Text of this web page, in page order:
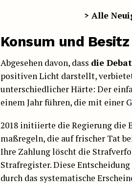
> Alle
Konsum und
Abgesehen davon, dass die
positiven Licht darstellt,
unterschiedlicher Härte: Der
einem Jahr führen, die mit einer
2018 initiierte die Regierung die
maßregeln, die auf frischer Tat
Ihre Zahlung löscht die
Strafregister. Diese
durch das systematische